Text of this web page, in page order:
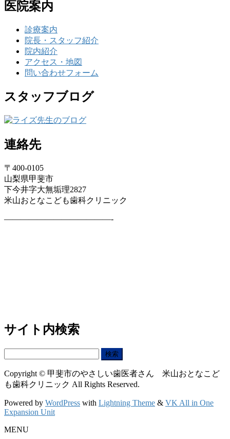
医院案内
診療案内
院長・スタッフ紹介
院内紹介
アクセス・地図
問い合わせフォーム
スタッフブログ
連絡先
〒400-0105
山梨県甲斐市
下今井字大無垢理2827
米山おとなこども歯科クリニック
—————————————-
サイト内検索
Copyright © 甲斐市のやさしい歯医者さん 米山おとなこど
も歯科クリニック All Rights Reserved.
Powered by WordPress with Lightning Theme & VK All in One
Expansion Unit
MENU